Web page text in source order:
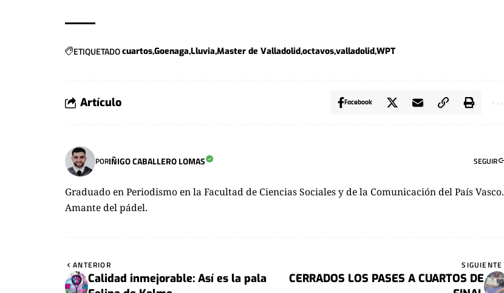
ETIQUETADOcuartosGoenaga Lluvia Master de ValladolidoctavosvalladolidWPT
Artículo Facebook
PORIÑIGO CABALLERO LOMAS SEGUIR
Graduado en Periodismo en la Facultad de Ciencias Sociales y de la Comunicación del País Vasco.
Amante del pádel.
ANTERIOR
Calidad inmejorable: Así es la pala
SIGUIENTE
CERRADOS LOS PASES A CUARTOS DE